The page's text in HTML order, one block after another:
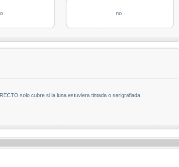
no
solo cubre si la luna estuviera tintada o serigrafiada.